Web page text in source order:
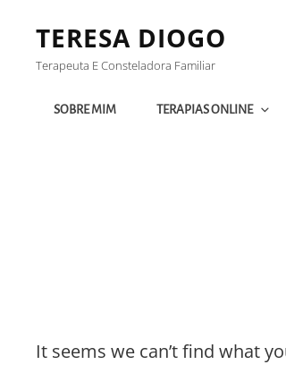
TERESA DIOGO
Terapeuta E Consteladora Familiar
SOBRE MIM TERAPIAS ONLINE
It seems we can’t find what